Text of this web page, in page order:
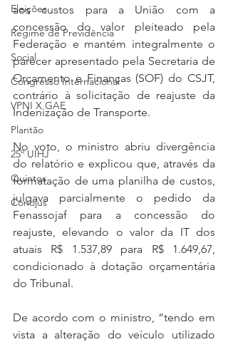
Eleições
Regime de Previdência
Social
Congresso Internacional
VPNI X GAE
Plantão
25º UIHJ
Quintos
Conojus
aos custos para a União com a
concessão do valor pleiteado pela
Federação e mantém integralmente o
parecer apresentado pela Secretaria de
Orçamento e Finanças (SOF) do CSJT,
contrário à solicitação de reajuste da
Indenização de Transporte.
No voto, o ministro abriu divergência
do relatório e explicou que, através da
formatação de uma planilha de custos,
julgava parcialmente o pedido da
Fenassojaf para a concessão do
reajuste, elevando o valor da IT dos
atuais R$ 1.537,89 para R$ 1.649,67,
condicionado à dotação orçamentária
do Tribunal.
De acordo com o ministro, “tendo em
vista a alteração do veículo utilizado